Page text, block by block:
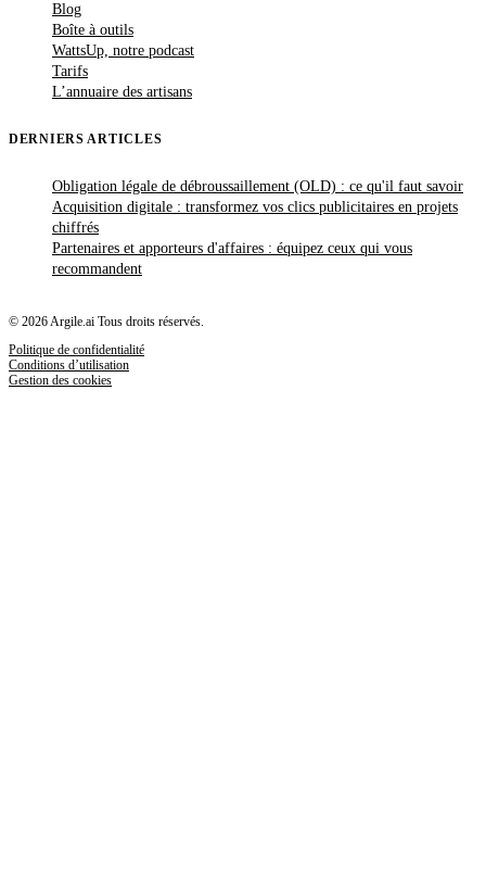
Blog
Boîte à outils
WattsUp, notre podcast
Tarifs
L’annuaire des artisans
DERNIERS ARTICLES
Obligation légale de débroussaillement (OLD) : ce qu'il faut savoir
Acquisition digitale : transformez vos clics publicitaires en projets
chiffrés
Partenaires et apporteurs d'affaires : équipez ceux qui vous
recommandent
© 2026 Argile.ai Tous droits réservés.
Politique de confidentialité
Conditions d’utilisation
Gestion des cookies